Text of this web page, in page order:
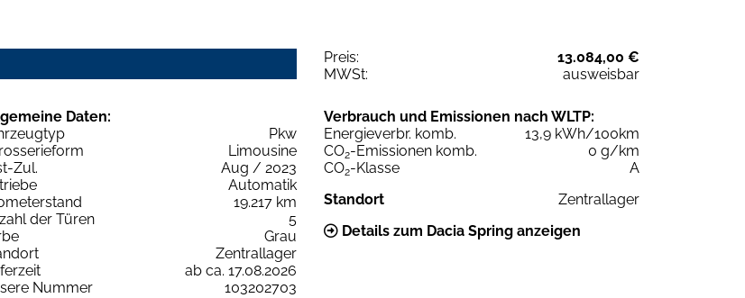
Preis:
13.084,00 €
MWSt:
ausweisbar
Daten:
Pkw
Limousine
Zul.
Aug / 2023
Automatik
19.217 km
der Türen
5
Grau
Zentrallager
ab ca. 17.08.2026
Nummer
103202703
Verbrauch und Emissionen nach WLTP:
Energieverbr. komb.
13,9 kWh/100km
CO2-Emissionen komb.
0 g/km
CO2-Klasse
A
Standort
Zentrallager
Details zum Dacia Spring anzeigen